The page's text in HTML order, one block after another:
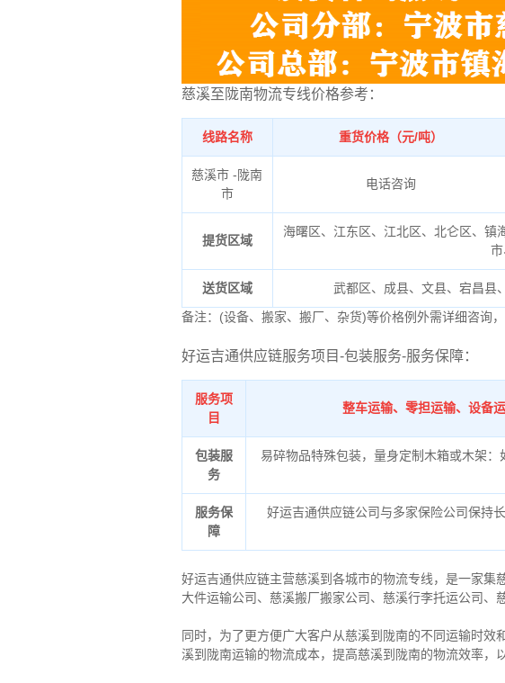
慈溪至陇南物流专线价格参考：
线路名称 重货价格（元/吨）
慈溪市 -陇南
市
电话咨询
提货区域
海曙区、江东区、江北区、北仑区、镇
送货区域 武都区、成县、文县、宕昌县
备注：(设备、搬家、搬厂、杂货)等价格例外需详细咨询
好运吉通供应链服务项目-包装服务-服务保障：
服务项
目
整车运输、零担运输、设备
包装服
务
易碎物品特殊包装，量身定制木箱或木架
服务保
障
好运吉通供应链公司与多家保险公司保持
好运吉通供应链主营慈溪到各城市的物流专线，是一家
大件运输公司、慈溪搬厂搬家公司、慈溪行李托运公司、
同时，为了更方便广大客户从慈溪到陇南的不同运输时效
溪到陇南运输的物流成本，提高慈溪到陇南的物流效率，